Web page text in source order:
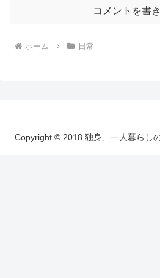
コメントを書
ホーム 日常
Copyright © 2018 独身、一人暮らし